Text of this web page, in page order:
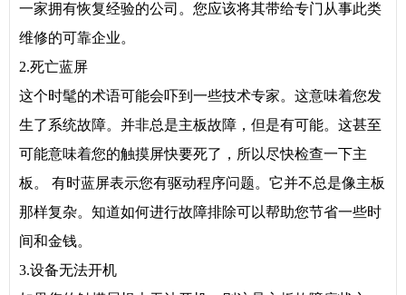
一家拥有恢复经验的公司。您应该将其带给专门从事此类
维修的可靠企业。
2.死亡蓝屏
这个时髦的术语可能会吓到一些技术专家。这意味着您发
生了系统故障。并非总是主板故障，但是有可能。这甚至
可能意味着您的触摸屏快要死了，所以尽快检查一下主
板。 有时蓝屏表示您有驱动程序问题。它并不总是像主板
那样复杂。知道如何进行故障排除可以帮助您节省一些时
间和金钱。
3.设备无法开机